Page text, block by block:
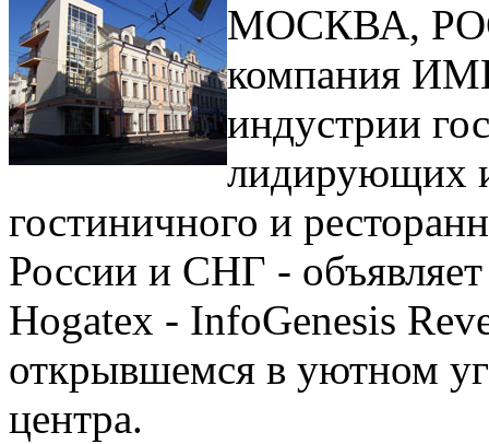
МОСКВА,
компания
индустрии
лидирующих
гостиничного и
России и СНГ -
Hogatex - InfoGenesis
открывшемся в уютном
центра.